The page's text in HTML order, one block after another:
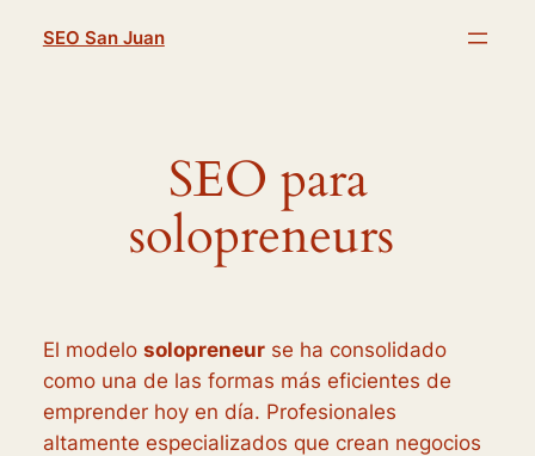
SEO San Juan
SEO para
solopreneurs
El modelo solopreneurse ha consolidado
como una de las formas más eficientes de
emprender hoy en día. Profesionales
altamente especializados que crean negocios